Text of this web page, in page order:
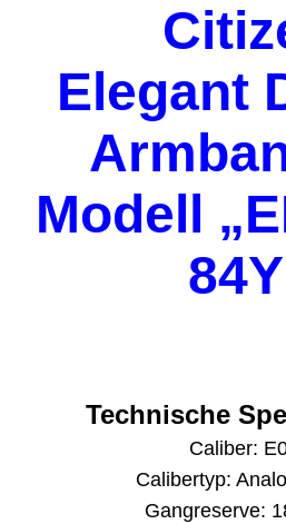
Elegant
Modell
Technische
Caliber:
Calibertyp:
Gangreserve: